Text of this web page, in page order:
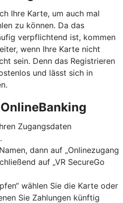
Ihre Karte, um auch mal
zu können. Da das
verpflichtend ist, kommen
wenn Ihre Karte nicht
sein. Denn das Registrieren
und lässt sich in
Zugangsdaten
dann auf „Onlinezugang
auf „VR SecureGo
wählen Sie die Karte oder
Sie Zahlungen künftig